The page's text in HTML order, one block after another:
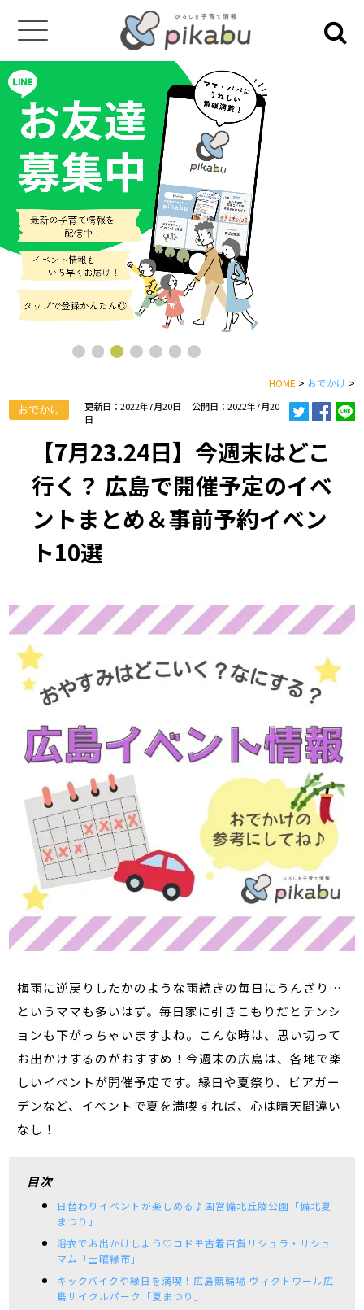
HOME > おでかけ >
おでかけ 更新日：2022年7月20日
公開日：2022年7月20
日
【7月23.24日】今週末はどこ
行く？ 広島で開催予定のイベ
ントまとめ＆事前予約イベン
ト10選
梅雨に逆戻りしたかのような雨続きの毎日にうんざり…
というママも多いはず。毎日家に引きこもりだとテンシ
ョンも下がっちゃいますよね。こんな時は、思い切って
お出かけするのがおすすめ！今週末の広島は、各地で楽
しいイベントが開催予定です。縁日や夏祭り、ビアガー
デンなど、イベントで夏を満喫すれば、心は晴天間違い
なし！
目次
日替わりイベントが楽しめる♪国営備北丘陵公園「備北夏
まつり」
浴衣でお出かけしよう♡コドモ古着百貨リシュラ・リシュ
マム「土曜縁市」
キックバイクや縁日を満喫！広島競輪場 ヴィクトワール広
島サイクルパーク「夏まつり」